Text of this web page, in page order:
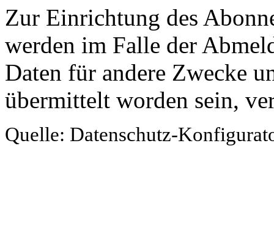
Zur Einrichtung des
werden im Falle der
Daten für andere Zwecke
übermittelt worden sein,
Quelle: Datenschutz-